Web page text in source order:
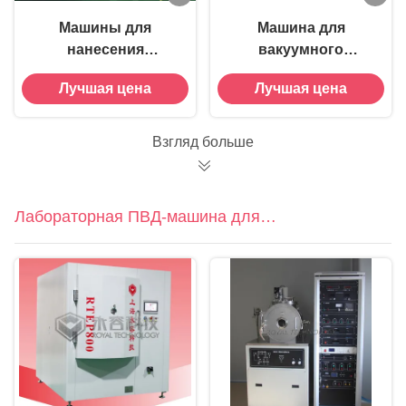
Машины для
нанесения
покрытий на
автомобильных
Лучшая цена
Машина для
вакуумного
покрытия ПВД
керамического
субстрата DPC
Лучшая цена
Взгляд больше
Лабораторная ПВД-машина для
покрытия